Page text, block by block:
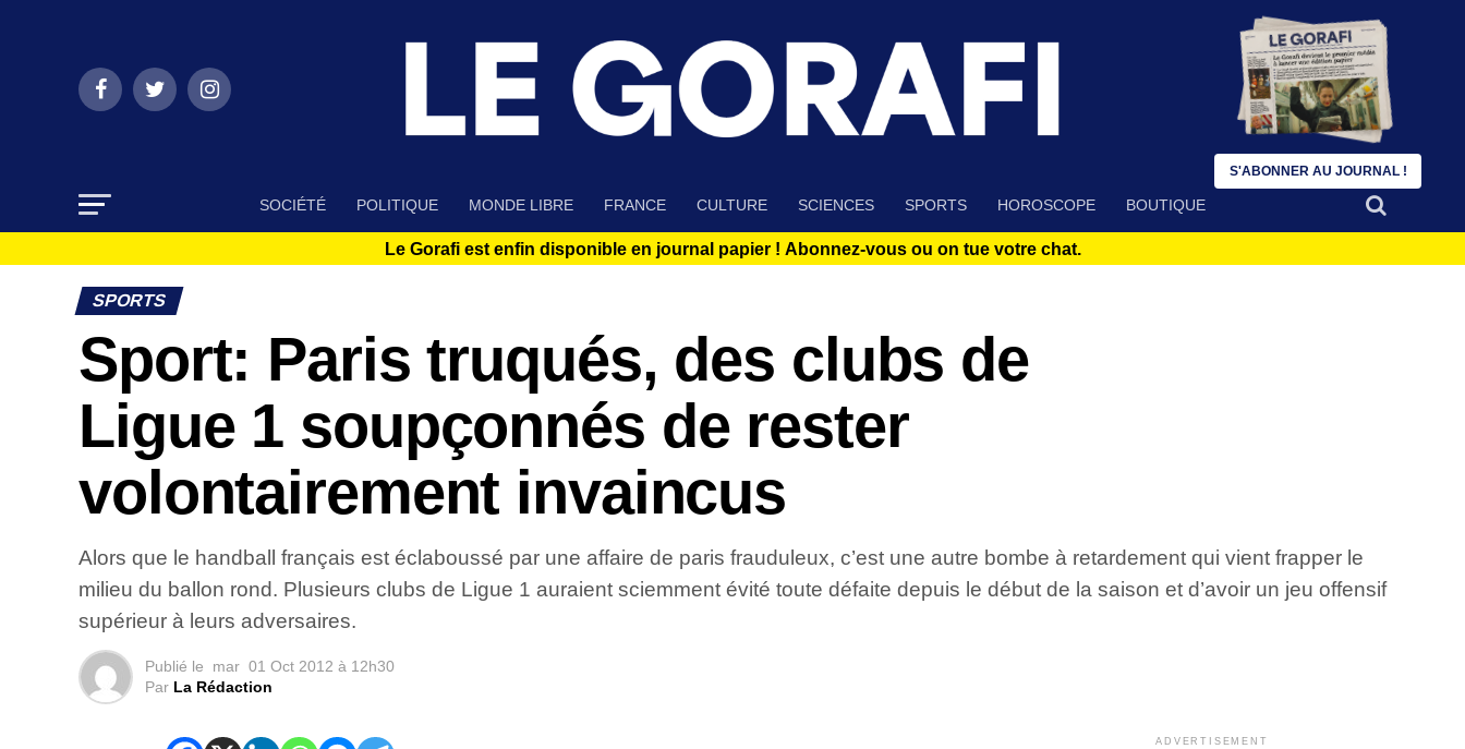
SOCIÉTÉ POLITIQUE MONDE LIBRE FRANCE CULTURE SCIENCES SPORTS HOROSCOPE BOUTIQUE
Le Gorafi est enfin disponible en journal papier ! Abonnez-vous ou on tue votre chat.
SPORTS
Sport: Paris truqués, des clubs de
Ligue 1 soupçonnés de rester
volontairement invaincus
Alors que le handball français est éclaboussé par une affaire de paris frauduleux, c’est une autre bombe à retardement qui vient frapper le
milieu du ballon rond. Plusieurs clubs de Ligue 1 auraient sciemment évité toute défaite depuis le début de la saison et d’avoir un jeu offensif
supérieur à leurs adversaires.
Publié le mar 01 Oct 2012 à 12h30
Par La Rédaction
ADVERTISEMENT
S'ABONNER AU JOURNAL !